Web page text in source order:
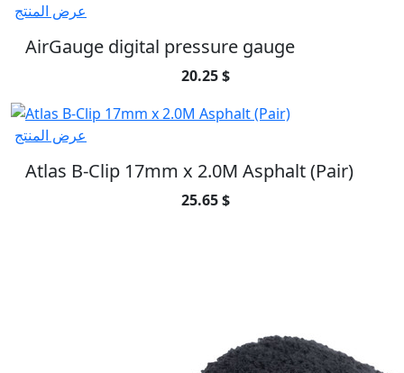
عرض المنتج
AirGauge digital pressure gauge
20.25 $
عرض المنتج
Atlas B-Clip 17mm x 2.0M Asphalt (Pair)
25.65 $